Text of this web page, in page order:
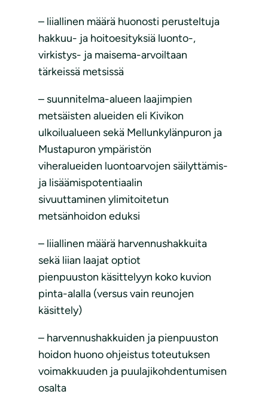
– liiallinen määrä huonosti perusteltuja
hakkuu- ja hoitoesityksiä luonto-,
virkistys- ja maisema-arvoiltaan
tärkeissä metsissä
– suunnitelma-alueen laajimpien
metsäisten alueiden eli Kivikon
ulkoilualueen sekä Mellunkylänpuron ja
Mustapuron ympäristön
viheralueiden luontoarvojen säilyttämis-
ja lisäämispotentiaalin
sivuuttaminen ylimitoitetun
metsänhoidon eduksi
– liiallinen määrä harvennushakkuita
sekä liian laajat optiot
pienpuuston käsittelyyn koko kuvion
pinta-alalla (versus vain reunojen
käsittely)
– harvennushakkuiden ja pienpuuston
hoidon huono ohjeistus toteutuksen
voimakkuuden ja puulajikohdentumisen
osalta